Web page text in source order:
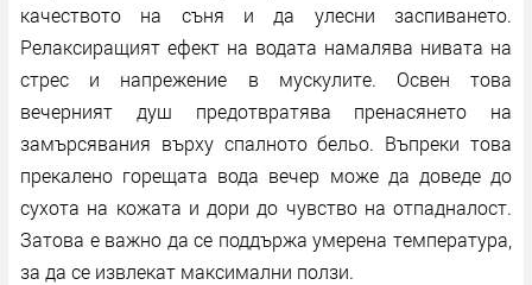
качеството на съня и да улесни заспиването.
Релаксиращият ефект на водата намалява нивата на
стрес и напрежение в мускулите. Освен това
вечерният душ предотвратява пренасянето на
замърсявания върху спалното бельо. Въпреки това
прекалено горещата вода вечер може да доведе до
сухота на кожата и дори до чувство на отпадналост.
Затова е важно да се поддържа умерена температура,
за да се извлекат максимални ползи.